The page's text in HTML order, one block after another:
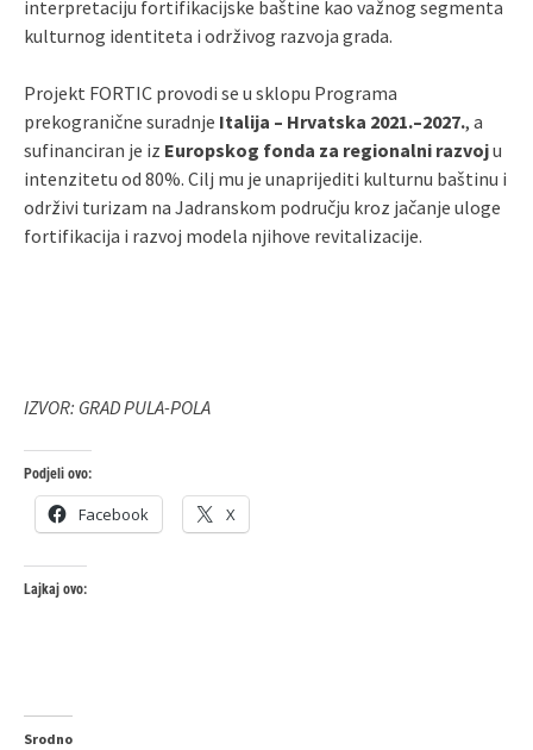
interpretaciju fortifikacijske baštine kao važnog segmenta
kulturnog identiteta i održivog razvoja grada.
Projekt FORTIC provodi se u sklopu Programa
prekogranične suradnje Italija – Hrvatska 2021.–2027., a
sufinanciran je iz Europskog fonda za regionalni razvoju
intenzitetu od 80%. Cilj mu je unaprijediti kulturnu baštinu i
održivi turizam na Jadranskom području kroz jačanje uloge
fortifikacija i razvoj modela njihove revitalizacije.
IZVOR: GRAD PULA-POLA
Podjeli ovo:
Facebook X
Lajkaj ovo:
Srodno